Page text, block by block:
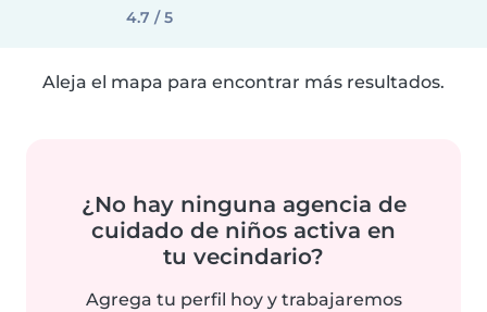
4.7 / 5
Aleja el mapa para encontrar más resultados.
¿No hay ninguna agencia de
cuidado de niños activa en
tu vecindario?
Agrega tu perfil hoy y trabajaremos